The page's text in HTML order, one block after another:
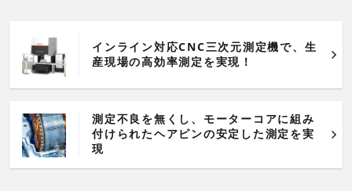
インライン対応CNC三次元測定機で、生
産現場の高効率測定を実現！
測定不良を無くし、モーターコアに組み
付けられたヘアピンの安定した測定を実
現